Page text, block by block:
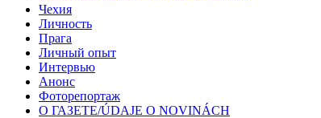
Чехия
Личность
Прага
Личный опыт
Интервью
Анонс
Фоторепортаж
О ГАЗЕТЕ/ÚDAJE O NOVINÁCH